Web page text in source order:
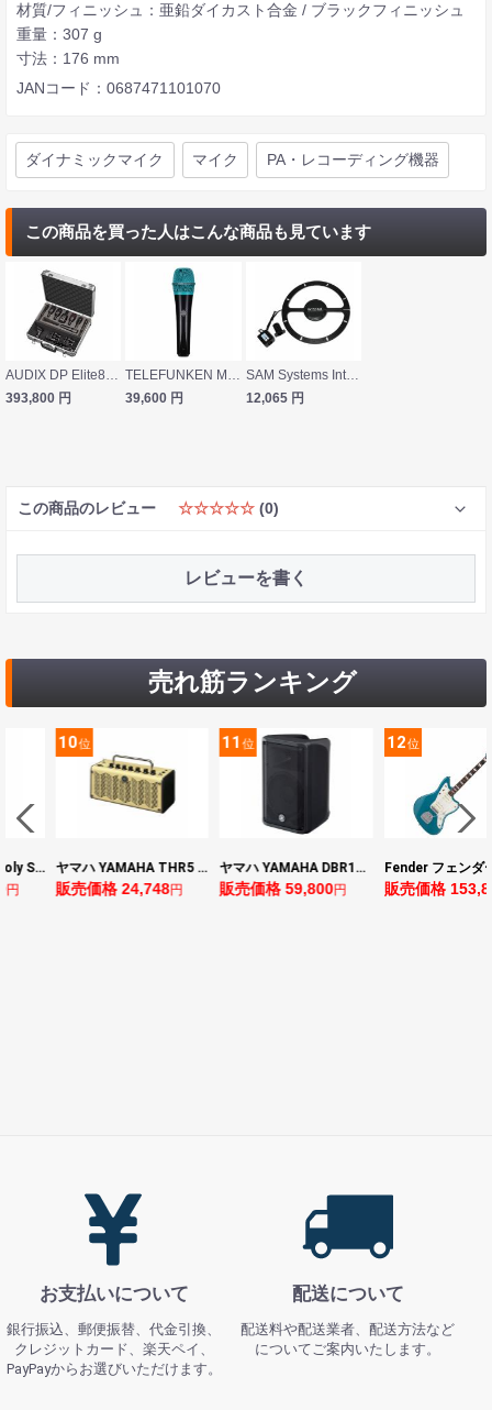
材質/フィニッシュ：亜鉛ダイカスト合金 / ブラックフィニッシュ
重量：307 g
寸法：176 mm
JANコード：0687471101070
ダイナミックマイク マイク PA・レコーディング機器
この商品を買った人はこんな商品も見ています
AUDIX DP Elite8 ドラム用マイクロフォンセット
393,800 円
TELEFUNKEN M80 Custom Shop スタンダード/ターコイズ ダイナミックマイク
39,600 円
SAM Systems Integral Close Miking IM10 アンプ スピーカー用マイク
12,065 円
この商品のレビュー ☆☆☆☆☆ (0)
レビューを書く
売れ筋ランキング
円
11
ヤマハ YAMAHA DBR10 パワードスピーカー
販売価格 59,800円
12 位
販売価格 153,896
13
販売価格
お支払いについて
銀行振込、郵便振替、代金引換、
クレジットカード、楽天ペイ、
PayPayからお選びいただけます。
配送について
配送料や配送業者、配送方法など
についてご案内いたします。